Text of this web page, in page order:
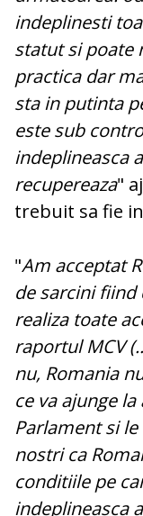
indeplinesti
statut si poate
practica dar
sta in putinta
este sub
indeplineasca
recupereaza"
trebuit sa fie
"Am acceptat
de sarcini fiind
realiza toate
raportul MCV
nu, Romania
ce va ajunge
Parlament si
nostri ca
conditiile pe
indeplineasca